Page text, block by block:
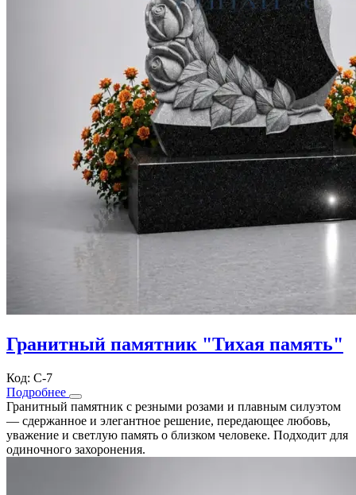
Гранитный памятник "Тихая память"
Код: С-7
Подробнее
Гранитный памятник с резными розами и плавным силуэтом
— сдержанное и элегантное решение, передающее любовь,
уважение и светлую память о близком человеке. Подходит для
одиночного захоронения.